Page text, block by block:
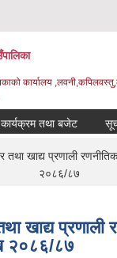
कार्यालय
तथा बजेट
तथा खाद्य प्रणाली
२०८६/८७
खाद्य प्रणाली
२०८६/८७